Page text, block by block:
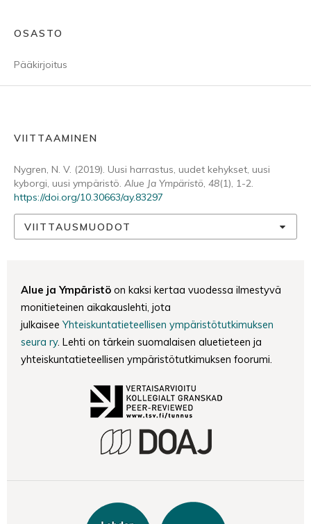
OSASTO
Pääkirjoitus
VIITTAAMINEN
Nygren, N. V. (2019). Uusi harrastus, uudet kehykset, uusi
kyborgi, uusi ympäristö. Alue Ja Ympäristö, 48(1), 1-2.
https://doi.org/10.30663/ay.83297
VIITTAUSMUODOT
Alue ja Ympäristö on kaksi kertaa vuodessa ilmestyvä
monitieteinen aikakauslehti, jota
julkaisee Yhteiskuntatieteellisen ympäristötutkimuksen
seura ry. Lehti on tärkein suomalaisen aluetieteen ja
yhteiskuntatieteellisen ympäristötutkimuksen foorumi.